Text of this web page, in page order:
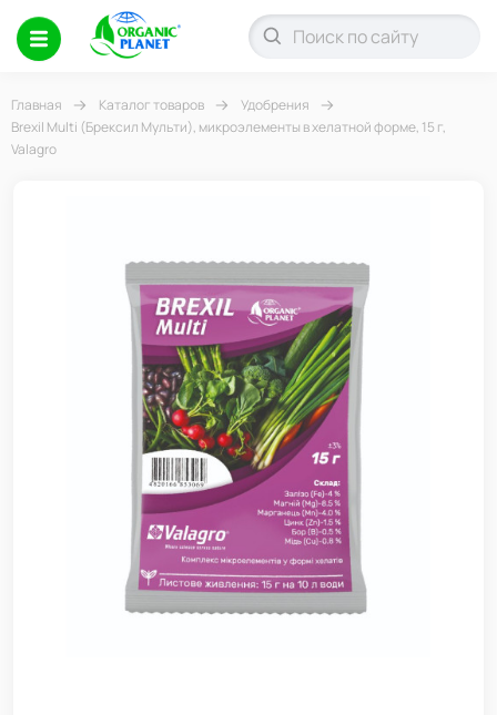
Главная Каталог товаров
Удобрения
Brexil Multi (Брексил Мульти), микроэлементы в хелатной форме, 15 г,
Valagro